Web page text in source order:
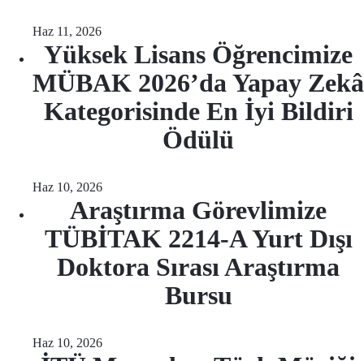
Haz 11, 2026
Yüksek Lisans Öğrencimize
MÜBAK 2026’da Yapay Zekâ
Kategorisinde En İyi Bildiri
Ödülü
Haz 10, 2026
Araştırma Görevlimize
TÜBİTAK 2214-A Yurt Dışı
Doktora Sırası Araştırma
Bursu
Haz 10, 2026